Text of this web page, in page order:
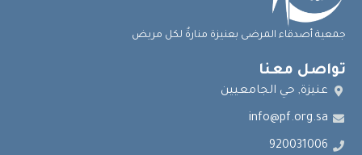
تواصل معنا
عنيزة, حي الجامعيين
info@pf.org.sa
920031006
جمعية أصدقاء المرضى بعنيزة منارةٌ لكل مريض